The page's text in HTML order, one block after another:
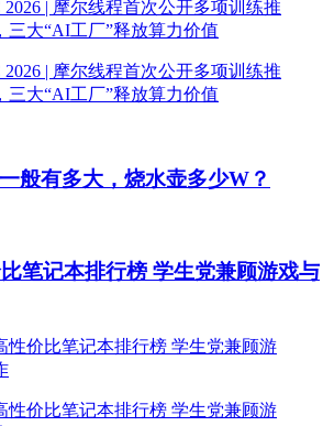
般有多大，烧水壶多少W？
笔记本排行榜 学生党兼顾游戏与